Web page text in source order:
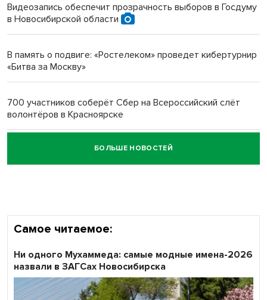
Новосибирский преподаватель с женой вошли в топ-16
Обновлённое отделение ВТБ открылось в Искитиме
Видеозапись обеспечит прозрачность выборов в Госдуму
в Новосибирской области
В память о подвиге: «Ростелеком» проведет кибертурнир
«Битва за Москву»
700 участников соберёт Сбер на Всероссийский слёт
волонтёров в Красноярске
Честный выбор: видеонаблюдение обеспечит
объективность результатов ЕДГ в Новосибирской
БОЛЬШЕ НОВОСТЕЙ
Самое читаемое:
Ни одного Мухаммеда: самые модные имена-2026
назвали в ЗАГСах Новосибирска